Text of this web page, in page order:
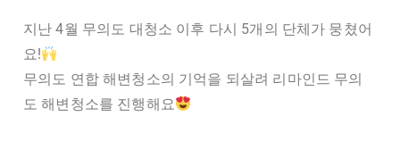
지난 4월 무의도 대청소 이후 다시 5개의 단체가 뭉쳤어
요!
무의도 연합 해변청소의 기억을 되살려 리마인드 무의
도 해변청소를 진행해요